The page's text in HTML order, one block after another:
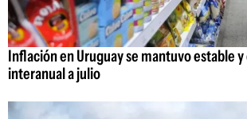
Inflación en Uruguay se mantuvo estable
interanual a julio